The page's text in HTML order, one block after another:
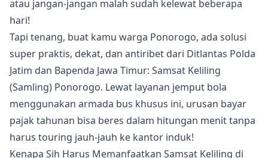
atau jangan-jangan malah sudah kelewat beberapa
hari!
Tapi tenang, buat kamu warga Ponorogo, ada solusi
super praktis, dekat, dan antiribet dari Ditlantas Polda
Jatim dan Bapenda Jawa Timur: Samsat Keliling
(Samling) Ponorogo. Lewat layanan jemput bola
menggunakan armada bus khusus ini, urusan bayar
pajak tahunan bisa beres dalam hitungan menit tanpa
harus touring jauh-jauh ke kantor induk!
Kenapa Sih Harus Memanfaatkan Samsat Keliling di